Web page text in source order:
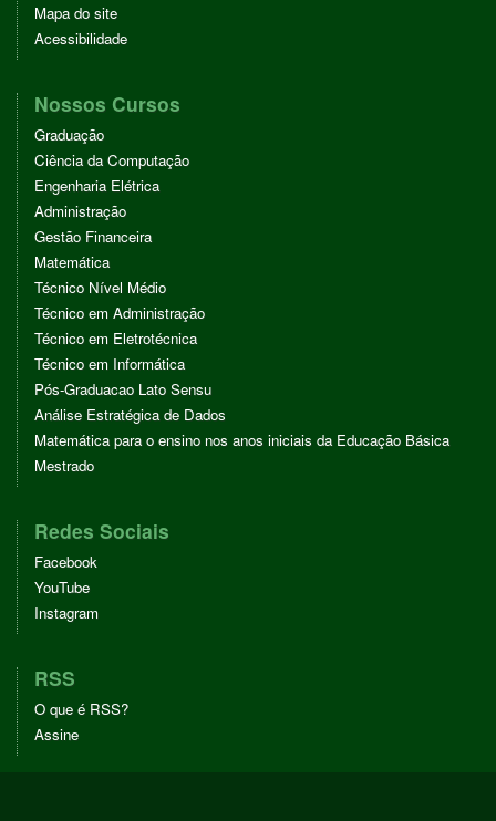
Mapa do site
Acessibilidade
Nossos Cursos
Graduação
Ciência da Computação
Engenharia Elétrica
Administração
Gestão Financeira
Matemática
Técnico Nível Médio
Técnico em Administração
Técnico em Eletrotécnica
Técnico em Informática
Pós-Graduacao Lato Sensu
Análise Estratégica de Dados
Matemática para o ensino nos anos iniciais da Educação Básica
Mestrado
Redes Sociais
Facebook
YouTube
Instagram
RSS
O que é RSS?
Assine